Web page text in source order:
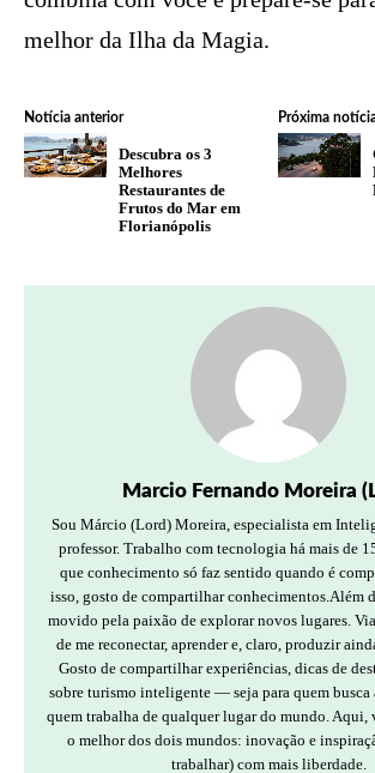
melhor da Ilha da Magia.
Notícia anterior
Descubra os 3
Melhores
Restaurantes de
Frutos do Mar em
Florianópolis
Próxima
Marcio Fernando Moreira
Sou Márcio (Lord) Moreira, especialista em
professor. Trabalho com tecnologia há mais de
que conhecimento só faz sentido quando é
isso, gosto de compartilhar conhecimentos.Além
movido pela paixão de explorar novos lugares.
de me reconectar, aprender e, claro, produzir
Gosto de compartilhar experiências, dicas de
sobre turismo inteligente — seja para quem busca
quem trabalha de qualquer lugar do mundo. Aqui,
o melhor dos dois mundos: inovação e
trabalhar) com mais liberdade.